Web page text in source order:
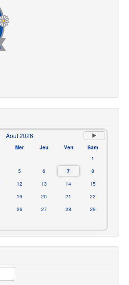
Août 2026
Mer Jeu Ven
Sam
1
5 6 7
8
12 13 14
15
19 20 21
22
26 27 28
29